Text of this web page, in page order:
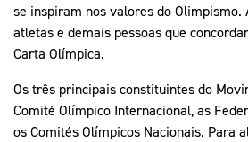
se inspiram nos valores do Olimpismo.
atletas e demais pessoas que
Carta Olímpica.
Os três principais constituintes do
Comité Olímpico Internacional, as
os Comités Olímpicos Nacionais. Para